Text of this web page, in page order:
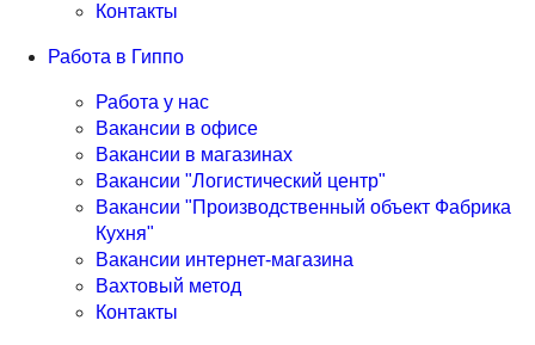
Контакты
Работа в Гиппо
Работа у нас
Вакансии в офисе
Вакансии в магазинах
Вакансии "Логистический центр"
Вакансии "Производственный объект Фабрика
Кухня"
Вакансии интернет-магазина
Вахтовый метод
Контакты